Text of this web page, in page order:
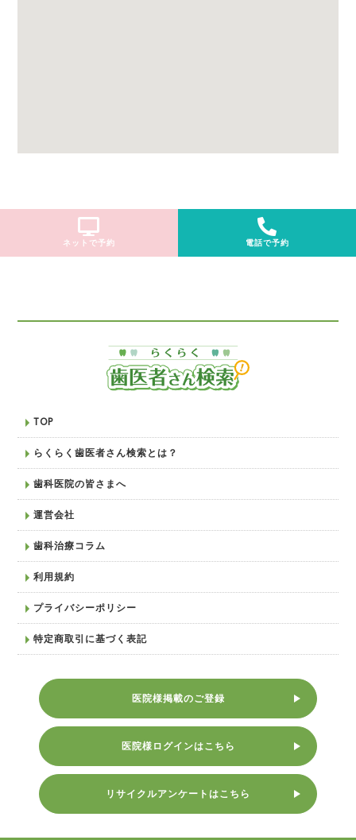
ネットで予約 電話で予約
TOP
らくらく歯医者さん検索とは？
歯科医院の皆さまへ
運営会社
歯科治療コラム
利用規約
プライバシーポリシー
特定商取引に基づく表記
医院様掲載のご登録
医院様ログインはこちら
リサイクルアンケートはこちら